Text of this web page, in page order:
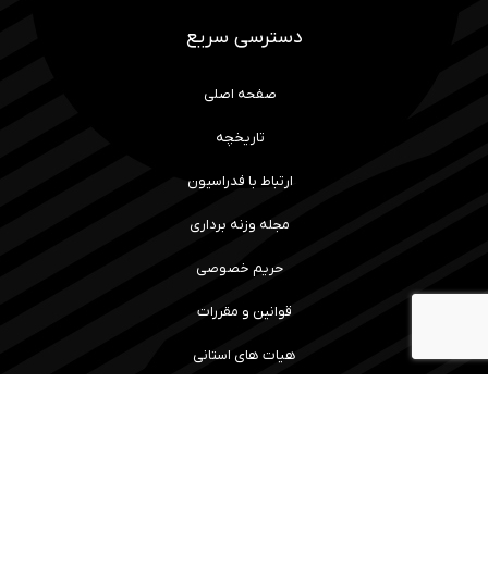
دسترسی سریع
صفحه اصلی
تاریخچه
ارتباط با فدراسیون
مجله وزنه برداری
حریم خصوصی
قوانین و مقررات
هیات های استانی